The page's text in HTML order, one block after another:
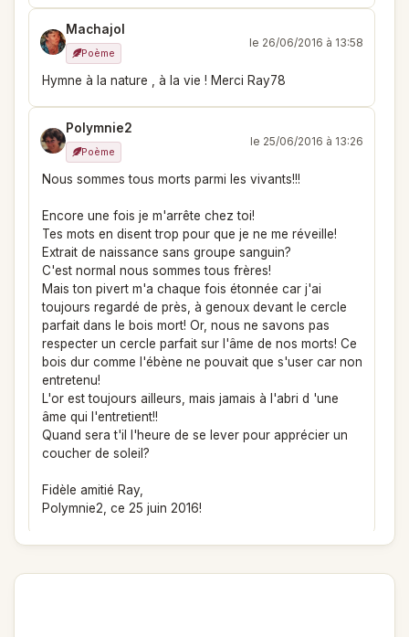
Machajol
Poème
le 26/06/2016 à 13:58
Hymne à la nature , à la vie ! Merci Ray78
Polymnie2
Poème
le 25/06/2016 à 13:26
Nous sommes tous morts parmi les vivants!!!
Encore une fois je m'arrête chez toi!
Tes mots en disent trop pour que je ne me réveille!
Extrait de naissance sans groupe sanguin?
C'est normal nous sommes tous frères!
Mais ton pivert m'a chaque fois étonnée car j'ai
toujours regardé de près, à genoux devant le cercle
parfait dans le bois mort! Or, nous ne savons pas
respecter un cercle parfait sur l'âme de nos morts! Ce
bois dur comme l'ébène ne pouvait que s'user car non
entretenu!
L'or est toujours ailleurs, mais jamais à l'abri d 'une
âme qui l'entretient!!
Quand sera t'il l'heure de se lever pour apprécier un
coucher de soleil?
Fidèle amitié Ray,
Polymnie2, ce 25 juin 2016!